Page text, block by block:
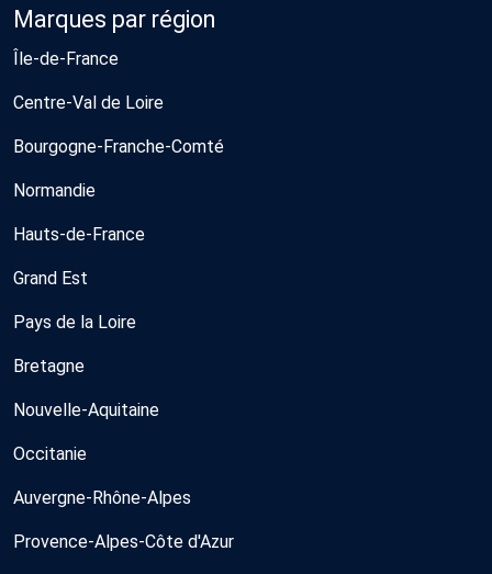
Marques par région
Île-de-France
Centre-Val de Loire
Bourgogne-Franche-Comté
Normandie
Hauts-de-France
Grand Est
Pays de la Loire
Bretagne
Nouvelle-Aquitaine
Occitanie
Auvergne-Rhône-Alpes
Provence-Alpes-Côte d'Azur